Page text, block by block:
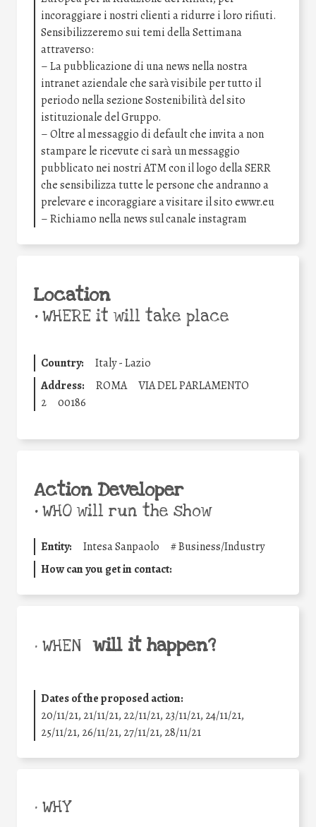
incoraggiare i nostri clienti a ridurre i loro rifiuti.
Sensibilizzeremo sui temi della Settimana
attraverso:
– La pubblicazione di una news nella nostra
intranet aziendale che sarà visibile per tutto il
periodo nella sezione Sostenibilità del sito
istituzionale del Gruppo.
– Oltre al messaggio di default che invita a non
stampare le ricevute ci sarà un messaggio
pubblicato nei nostri ATM con il logo della SERR
che sensibilizza tutte le persone che andranno a
prelevare e incoraggiare a visitare il sito ewwr.eu
– Richiamo nella news sul canale instagram
Location
•WHERE it will take place
Country:
Italy - Lazio
Address:
ROMA
VIA DEL PARLAMENTO
2
00186
Action Developer
•WHO will run the show
Entity: Intesa Sanpaolo #Business/Industry
How can you get in contact:
• WHEN will it happen?
Dates of the proposed action:
20/11/21, 21/11/21, 22/11/21, 23/11/21, 24/11/21,
25/11/21, 26/11/21, 27/11/21, 28/11/21
• WHY